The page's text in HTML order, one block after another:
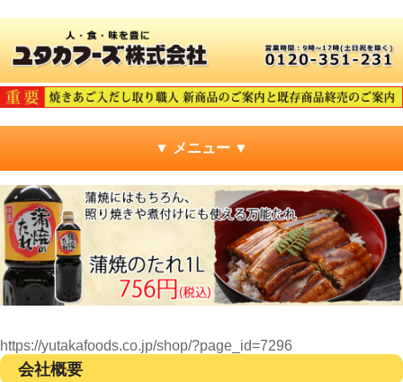
▼ メニュー ▼
https://yutakafoods.co.jp/shop/?page_id=7296
会社概要